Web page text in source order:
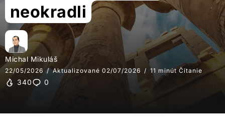
neokradli
Michal Mikuláš
22/05/2026 Aktualizované 02/07/2026 11 minút Čítanie
340 0